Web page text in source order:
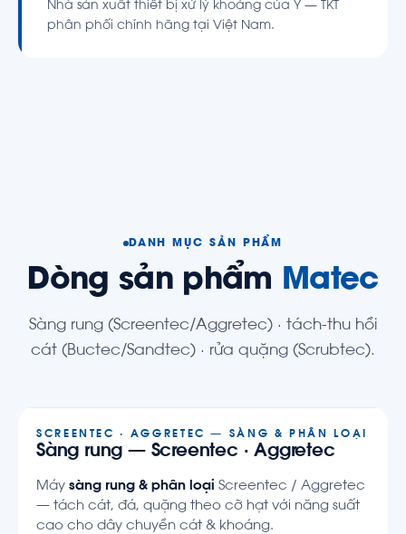
Nhà sản xuất thiết bị xử lý khoáng của Ý — TKT
phân phối chính hãng tại Việt Nam.
DANH MỤC SẢN PHẨM
Dòng sản phẩm Matec
Sàng rung (Screentec/Aggretec) · tách-thu hồi
cát (Buctec/Sandtec) · rửa quặng (Scrubtec).
SCREENTEC · AGGRETEC — SÀNG & PHÂN LOẠI
Sàng rung — Screentec · Aggretec
Máy sàng rung & phân loại Screentec / Aggretec
— tách cát, đá, quặng theo cỡ hạt với năng suất
cao cho dây chuyền cát & khoáng.